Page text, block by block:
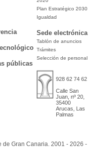
públicas
Plan Estratégico 2030
Igualdad
Sede electrónica
Tablón de anuncios
Trámites
Selección de personal
928 62 74 62
Calle San
Juan, nº 20,
35400
Arucas, Las
Palmas
Gran Canaria. 2001 - 2026 -